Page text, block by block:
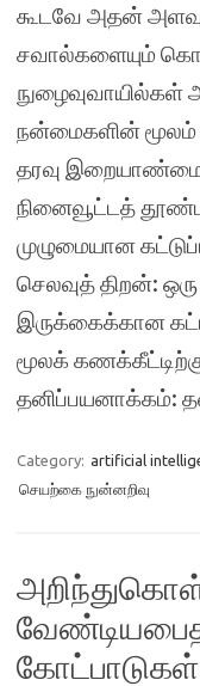
கூடவே அதன்
சவால்களையும்
நுழைவுவாயில்கள்
நன்மைகளின்
தரவு
நினைவூட்டத்
முழுமையான
செலவுத் திறன்:
இருக்கைக்கான
மூலக்
தனிப்பயனாக்கம்:
Category: artificial
செயற்கை நுன்னறிவு
கோட்பாடுகள்